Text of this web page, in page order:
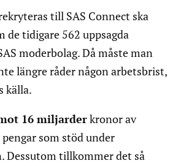
till SAS Connect ska
de tidigare 562 uppsagda
moderbolag. Då måste man
längre råder någon arbetsbrist,
källa.
16 miljarderkronor av
som stöd under
Dessutom tillkommer det så